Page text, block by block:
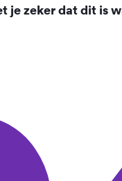
je zeker dat dit is